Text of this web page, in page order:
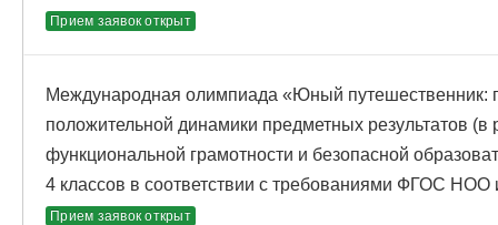
Прием заявок открыт
Международная олимпиада «Юный путешественник:
положительной динамики предметных результатов
функциональной грамотности и безопасной
4 классов в соответствии с требованиями ФГОС
Прием заявок открыт